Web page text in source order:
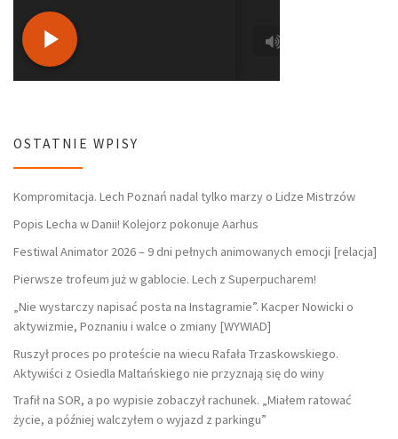
OSTATNIE WPISY
Kompromitacja. Lech Poznań nadal tylko marzy o Lidze Mistrzów
Popis Lecha w Danii! Kolejorz pokonuje Aarhus
Festiwal Animator 2026 – 9 dni pełnych animowanych emocji [relacja]
Pierwsze trofeum już w gablocie. Lech z Superpucharem!
„Nie wystarczy napisać posta na Instagramie”. Kacper Nowicki o
aktywizmie, Poznaniu i walce o zmiany [WYWIAD]
Ruszył proces po proteście na wiecu Rafała Trzaskowskiego.
Aktywiści z Osiedla Maltańskiego nie przyznają się do winy
Trafił na SOR, a po wypisie zobaczył rachunek. „Miałem ratować
życie, a później walczyłem o wyjazd z parkingu”